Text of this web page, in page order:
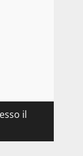
il